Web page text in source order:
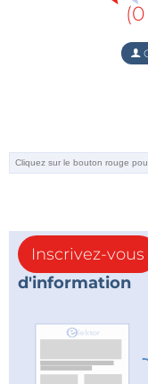
Inscrivez-vous
d'information